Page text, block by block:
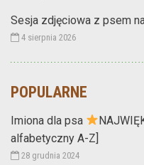
Sesja zdjęciowa z psem
4 sierpnia 2026
POPULARNE
Imiona dla psa
alfabetyczny A-Z]
28 grudnia 2024